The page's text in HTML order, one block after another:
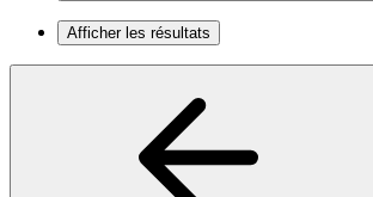
Afficher les résultats